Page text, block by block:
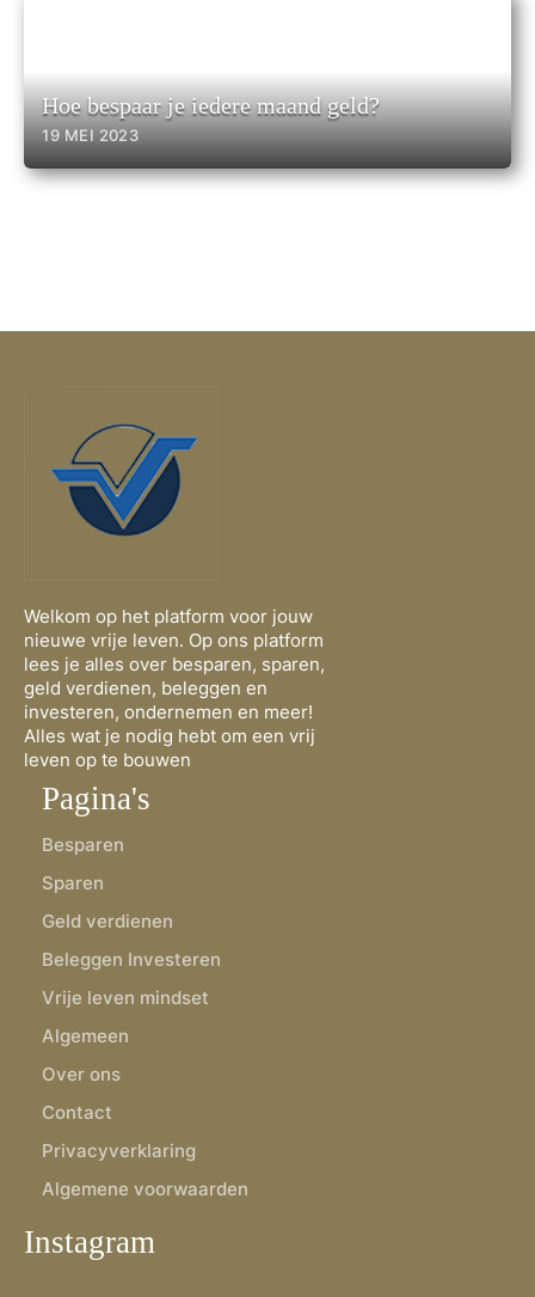
Hoe bespaar je iedere maand geld?
19 MEI 2023
Welkom op het platform voor jouw
nieuwe vrije leven. Op ons platform
lees je alles over besparen, sparen,
geld verdienen, beleggen en
investeren, ondernemen en meer!
Alles wat je nodig hebt om een vrij
leven op te bouwen
Pagina's
Besparen
Sparen
Geld verdienen
Beleggen Investeren
Vrije leven mindset
Algemeen
Over ons
Contact
Privacyverklaring
Algemene voorwaarden
Instagram